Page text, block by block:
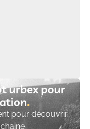
urbex pour
pour découvrir